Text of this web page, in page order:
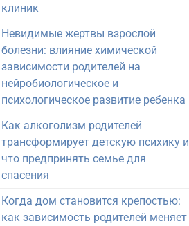
клиник
Невидимые жертвы взрослой
болезни: влияние химической
зависимости родителей на
нейробиологическое и
психологическое развитие ребенка
Как алкоголизм родителей
трансформирует детскую психику и
что предпринять семье для
спасения
Когда дом становится крепостью:
как зависимость родителей меняет